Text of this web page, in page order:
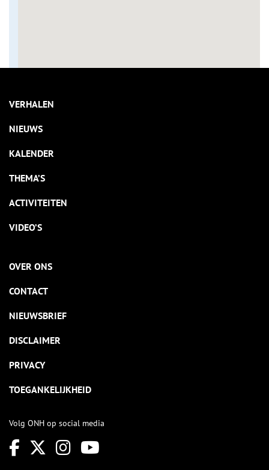
VERHALEN
NIEUWS
KALENDER
THEMA’S
ACTIVITEITEN
VIDEO’S
OVER ONS
CONTACT
NIEUWSBRIEF
DISCLAIMER
PRIVACY
TOEGANKELIJKHEID
Volg ONH op social media